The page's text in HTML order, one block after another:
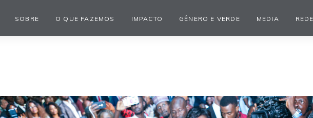
SOBRE O QUE FAZEMOS IMPACTO GÊNERO E VERDE MEDIA